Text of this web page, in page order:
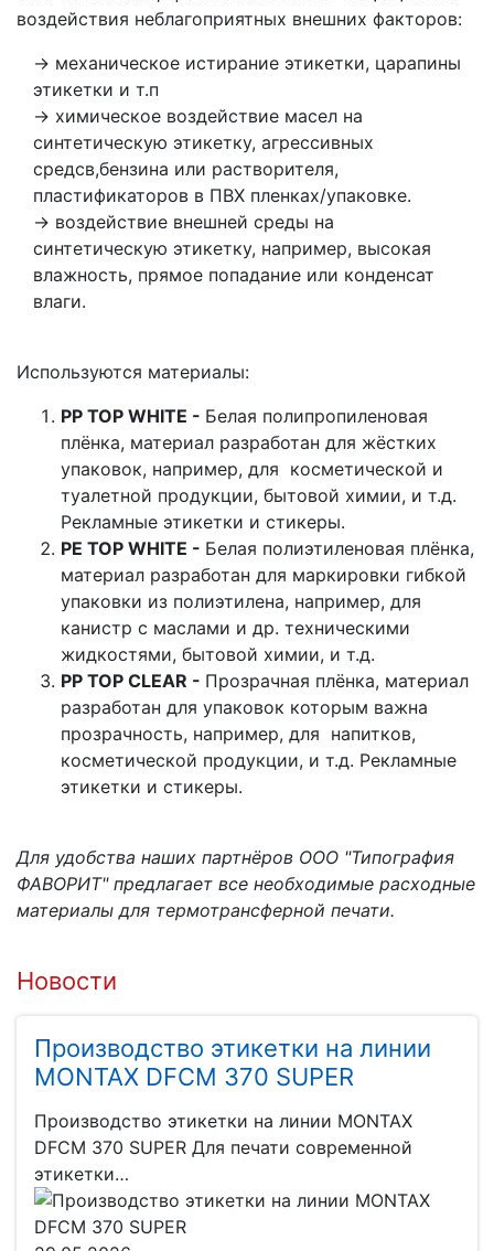
воздействия неблагоприятных внешних факторов:
механическое истирание этикетки, царапины
этикетки и т.п
химическое воздействие масел на
синтетическую этикетку, агрессивных
средсв,бензина или растворителя,
пластификаторов в ПВХ пленках/упаковке.
воздействие внешней среды на
синтетическую этикетку, например, высокая
влажность, прямое попадание или конденсат
влаги.
Используются материалы:
PP TOP WHITE - Белая полипропиленовая
плёнка, материал разработан для жёстких
упаковок, например, для косметической и
туалетной продукции, бытовой химии, и т.д.
Рекламные этикетки и стикеры.
PE TOP WHITE - Белая полиэтиленовая плёнка,
материал разработан для маркировки гибкой
упаковки из полиэтилена, например, для
канистр с маслами и др. техническими
жидкостями, бытовой химии, и т.д.
PP TOP CLEAR - Прозрачная плёнка, материал
разработан для упаковок которым важна
прозрачность, например, для напитков,
косметической продукции, и т.д. Рекламные
этикетки и стикеры.
Для удобства наших партнёров ООО "Типография
ФАВОРИТ" предлагает все необходимые расходные
материалы для термотрансферной печати.
Новости
Производство этикетки на линии
MONTAX DFCM 370 SUPER
Производство этикетки на линии MONTAX
DFCM 370 SUPER Для печати современной
этикетки…